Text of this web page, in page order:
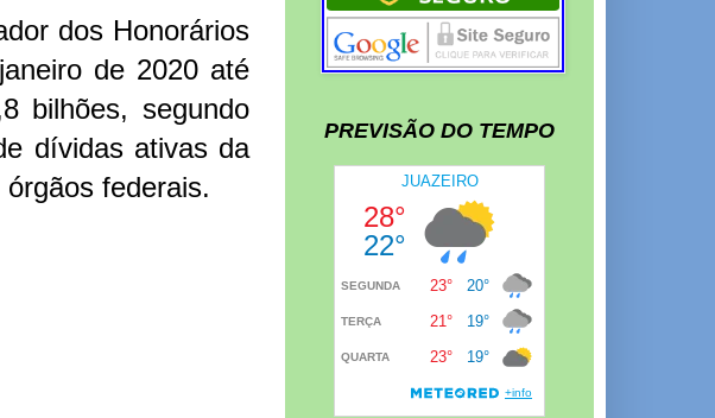
dos Honorários
de 2020 até
bilhões, segundo
dívidas ativas da
federais.
PREVISÃO DO TEMPO